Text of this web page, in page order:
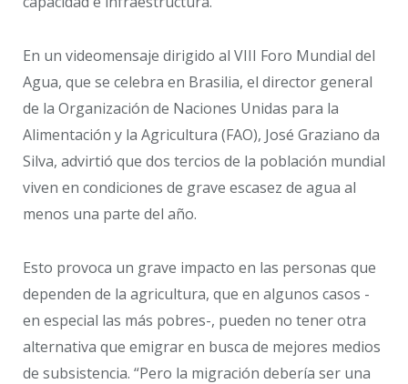
En un videomensaje dirigido al VIII Foro Mundial del
Agua, que se celebra en Brasilia, el director general
de la Organización de Naciones Unidas para la
Alimentación y la Agricultura (FAO), José Graziano da
Silva, advirtió que dos tercios de la población mundial
viven en condiciones de grave escasez de agua al
menos una parte del año.
Esto provoca un grave impacto en las personas que
dependen de la agricultura, que en algunos casos -
en especial las más pobres-, pueden no tener otra
alternativa que emigrar en busca de mejores medios
de subsistencia. “Pero la migración debería ser una